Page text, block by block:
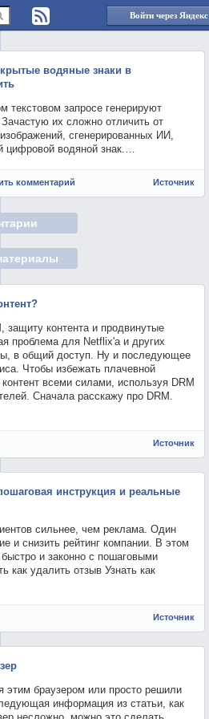
Войти через Яндекс
водяные знаки в
текстовом запросе генерируют
их сложно отличить от
сгенерированных ИИ,
цифровой водяной знак.…
комментарий Источник
защиту контента и продвинутые
проблема для Netflix'а и других
в общий доступ. Ну и последующее
Чтобы избежать плачевной
всеми силами, используя DRM
Сначала расскажу про DRM.
Источник
инструкция и реальные
сильнее, чем реклама. Один
и снизить рейтинг компании. В этом
и законно с пошаговыми
как удалить отзыв Узнать как
Источник
этим браузером или просто решили
информация из статьи, как